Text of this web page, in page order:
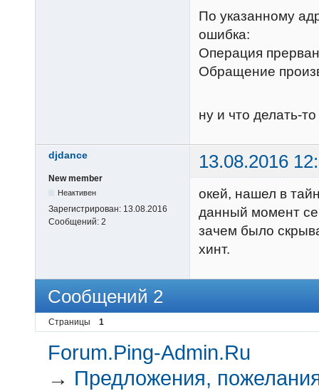
По указанному
ошибка:
Операция
Обращение
ну и что делать-
djdance 13.08.2016
New member
Неактивен
Зарегистрирован: 13.08.2016
Сообщений: 2
окей, нашел в
данный момент
зачем было
хинт.
Сообщений 2
Страницы 1
Forum.Ping-Admin.Ru
→ Предложения,